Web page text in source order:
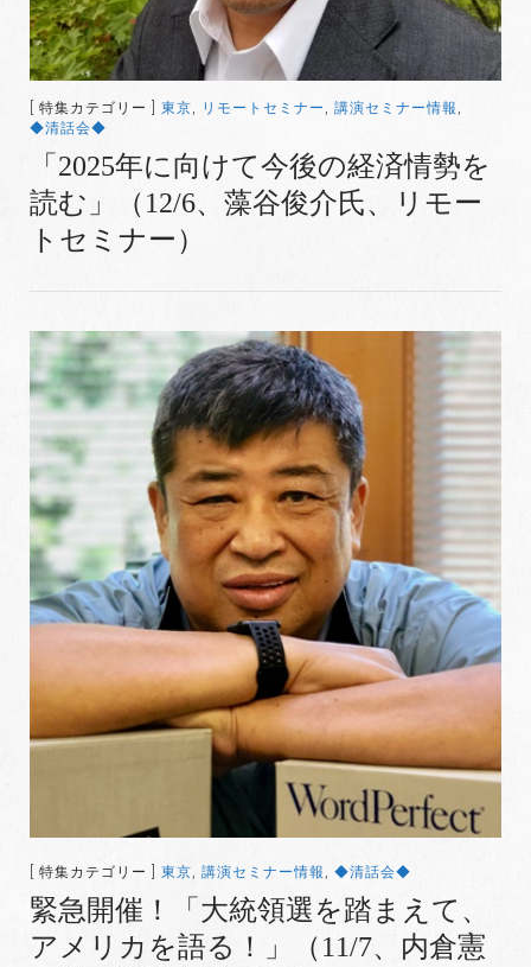
[ 特集カテゴリー ] 東京, リモートセミナー , 講演セミナー情報 ,
◆清話会◆
「2025年に向けて今後の経済情勢を
読む」（12/6、藻谷俊介氏、リモー
トセミナー）
[ 特集カテゴリー ] 東京, 講演セミナー情報 , ◆清話会◆
緊急開催！「大統領選を踏まえて、
アメリカを語る！」（11/7、内倉憲